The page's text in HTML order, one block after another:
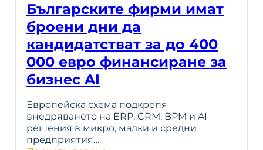
Българските фирми имат
броени дни да
кандидатстват за до 400
000 евро финансиране за
бизнес AI
Европейска схема подкрепя
внедряването на ERP, CRM, BPM и AI
решения в микро, малки и средни
предприятия…